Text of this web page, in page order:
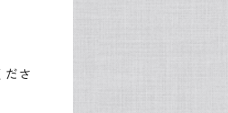
ださ